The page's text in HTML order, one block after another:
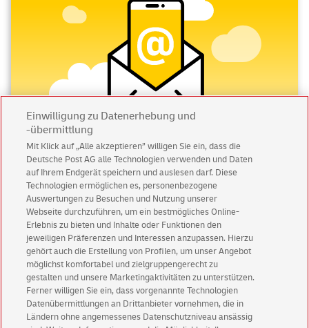
Abonnieren Sie unseren Newsletter
Immer informiert über exklusive Angebote und
Aktionen - jetzt mit Vorteil
Privatkundensichern sich einen5 € Gutschein
für POSTSCAN!
Geschäftskundenerhalten einen5 € Gutschein
für Briefmarke individuell!
Zur Newsletter-Anmeldung
Einwilligung zu Datenerhebung und
-übermittlung
Mit Klick auf „Alle akzeptieren” willigen Sie ein, dass die
Deutsche Post AG alle Technologien verwenden und Daten
auf Ihrem Endgerät speichern und auslesen darf. Diese
Technologien ermöglichen es, personenbezogene
Auswertungen zu Besuchen und Nutzung unserer
Webseite durchzuführen, um ein bestmögliches Online-
Erlebnis zu bieten und Inhalte oder Funktionen den
jeweiligen Präferenzen und Interessen anzupassen. Hierzu
gehört auch die Erstellung von Profilen, um unser Angebot
möglichst komfortabel und zielgruppengerecht zu
gestalten und unsere Marketingaktivitäten zu unterstützen.
Ferner willigen Sie ein, dass vorgenannte Technologien
Datenübermittlungen an Drittanbieter vornehmen, die in
Ländern ohne angemessenes Datenschutzniveau ansässig